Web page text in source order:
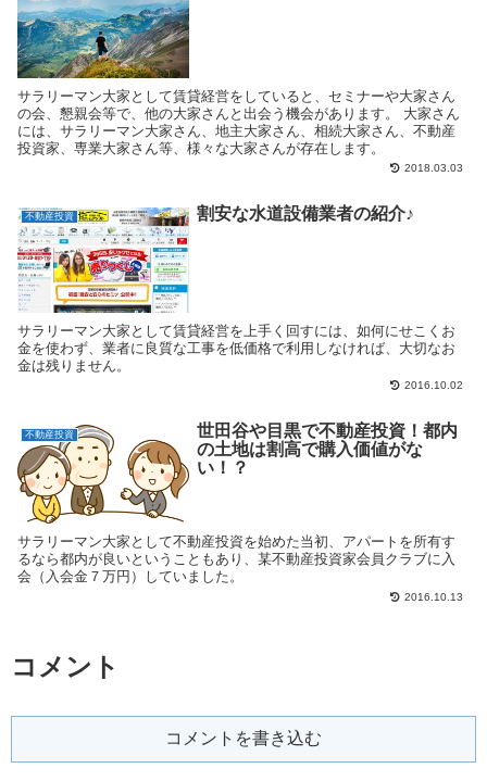
サラリーマン大家として賃貸経営をしていると、セミナーや大家さん
の会、懇親会等で、他の大家さんと出会う機会があります。 大家さん
には、サラリーマン大家さん、地主大家さん、相続大家さん、不動産
投資家、専業大家さん等、様々な大家さんが存在します。
2018.03.03
不動産投資 割安な水道設備業者の紹介♪
サラリーマン大家として賃貸経営を上手く回すには、如何にせこくお
金を使わず、業者に良質な工事を低価格で利用しなければ、大切なお
金は残りません。
2016.10.02
不動産投資
世田谷や目黒で不動産投資！都内
の土地は割高で購入価値がな
い！？
サラリーマン大家として不動産投資を始めた当初、アパートを所有す
るなら都内が良いということもあり、某不動産投資家会員クラブに入
会（入会金７万円）していました。
2016.10.13
コメント
コメントを書き込む